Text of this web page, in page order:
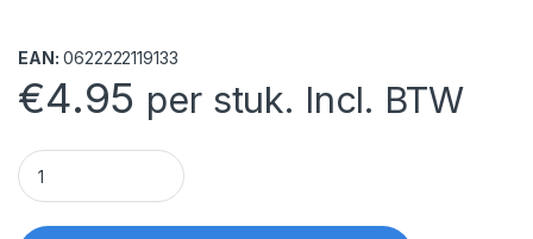
EAN: 0622222119133
€4.95 per stuk. Incl. BTW
Odditeez Slipsterzz Ultra quantity